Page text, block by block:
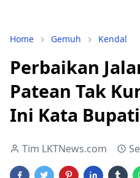
Home Gemuh Kendal
Perbaikan
Patean Tak
Ini Kata
Tim LKTNews.com